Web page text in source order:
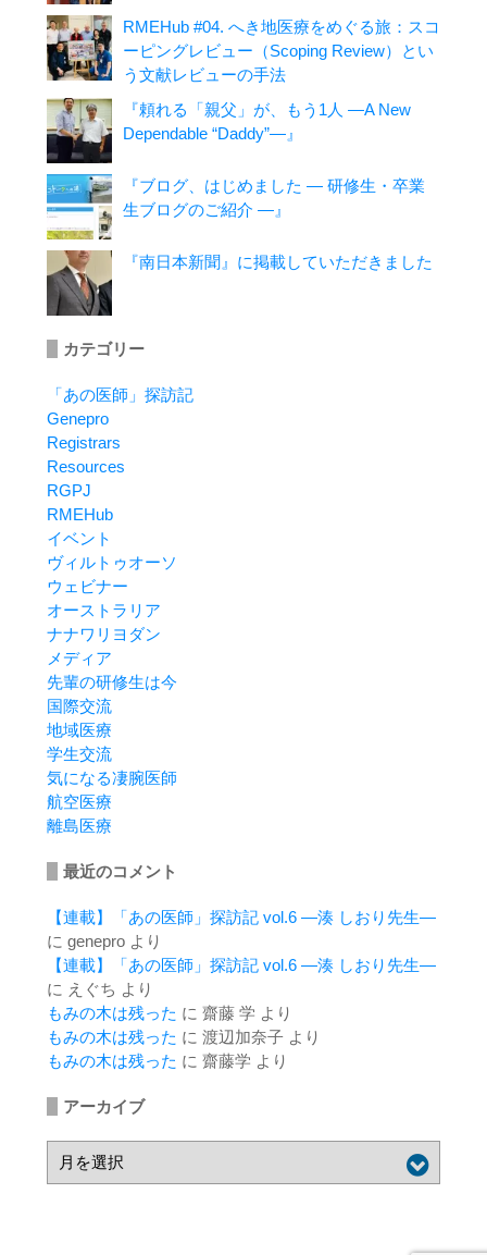
RMEHub #04. へき地医療をめぐる旅：スコ
ーピングレビュー（Scoping Review）とい
う文献レビューの手法
『頼れる「親父」が、もう1人 ―A New
Dependable “Daddy”―』
『ブログ、はじめました ― 研修生・卒業
生ブログのご紹介 ―』
『南日本新聞』に掲載していただきました
カテゴリー
「あの医師」探訪記
Genepro
Registrars
Resources
RGPJ
RMEHub
イベント
ヴィルトゥオーソ
ウェビナー
オーストラリア
ナナワリヨダン
メディア
先輩の研修生は今
国際交流
地域医療
学生交流
気になる凄腕医師
航空医療
離島医療
最近のコメント
【連載】「あの医師」探訪記 vol.6 ―湊 しおり先生―
に geneproより
【連載】「あの医師」探訪記 vol.6 ―湊 しおり先生―
に えぐち より
もみの木は残った に 齋藤 学 より
もみの木は残った に 渡辺加奈子より
もみの木は残った に 齋藤学 より
アーカイブ